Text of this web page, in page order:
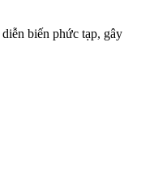
biến phức tạp, gây